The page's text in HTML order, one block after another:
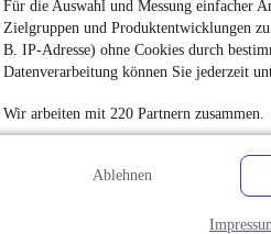
Für die Auswahl und Messung einfacher
Zielgruppen und Produktentwicklungen
B. IP-Adresse) ohne Cookies durch
Datenverarbeitung können Sie jederzeit
Wir arbeiten mit 220 Partnern zusammen.
Ablehnen